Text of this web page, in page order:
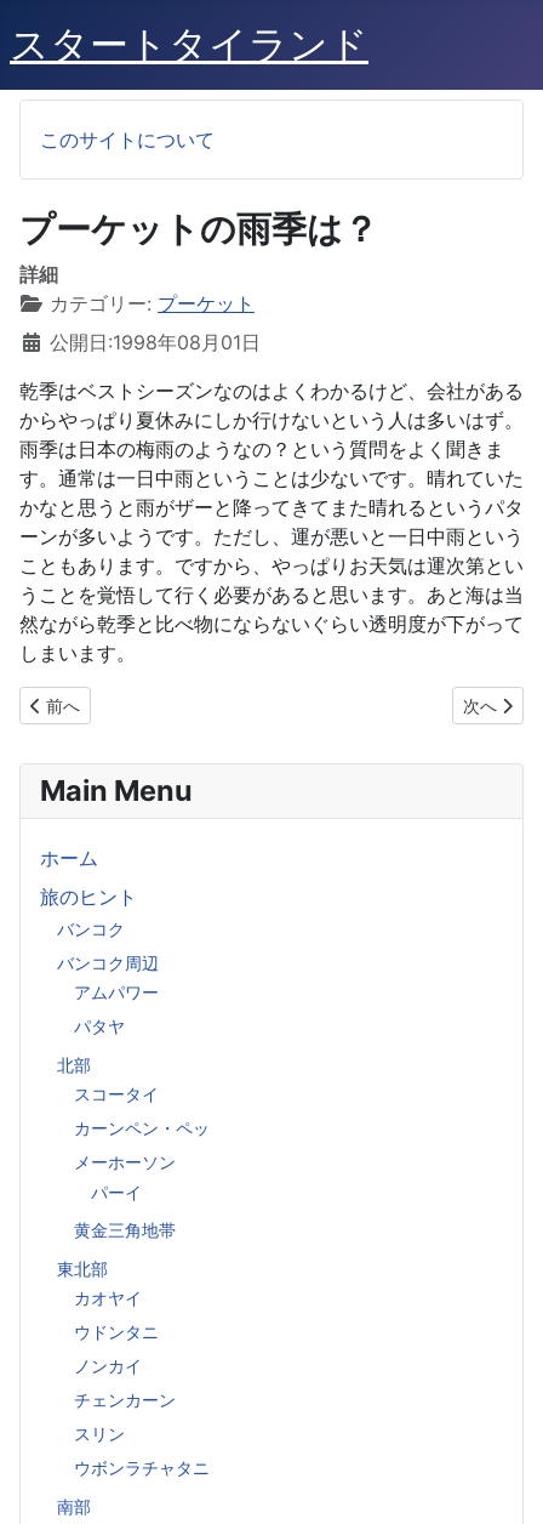
スタートタイランド
このサイトについて
Main Menu
ホーム
旅のヒント
バンコク
バンコク周辺
アムパワー
パタヤ
北部
スコータイ
カーンペン・ペッ
メーホーソン
パーイ
黄金三角地帯
東北部
カオヤイ
ウドンタニ
ノンカイ
チェンカーン
スリン
ウボンラチャタニ
南部
プーケットの雨季は？
詳細
カテゴリー: プーケット
公開日:1998年08月01日
乾季はベストシーズンなのはよくわかるけど、会社がある
からやっぱり夏休みにしか行けないという人は多いはず。
雨季は日本の梅雨のようなの？という質問をよく聞きま
す。通常は一日中雨ということは少ないです。晴れていた
かなと思うと雨がザーと降ってきてまた晴れるというパタ
ーンが多いようです。ただし、運が悪いと一日中雨という
こともあります。ですから、やっぱりお天気は運次第とい
うことを覚悟して行く必要があると思います。あと海は当
然ながら乾季と比べ物にならないぐらい透明度が下がって
しまいます。
前の記事へ: プーケットのベストシーズン
前へ 次の記事
次へ